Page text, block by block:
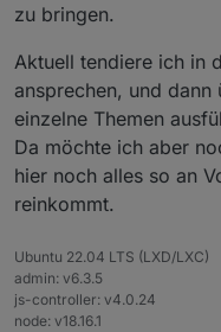
zu bringen.
Aktuell tendiere ich in
ansprechen, und dann
einzelne Themen
Da möchte ich aber
hier noch alles so an
reinkommt.
Ubuntu 22.04 LTS (LXD/LXC)
admin: v6.3.5
js-controller: v4.0.24
node: v18.16.1